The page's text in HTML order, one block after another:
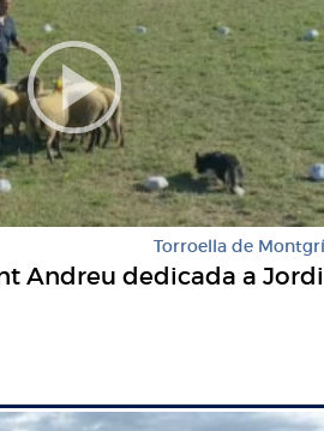
Torroella de Montgrí
Andreu dedicada a Jordi